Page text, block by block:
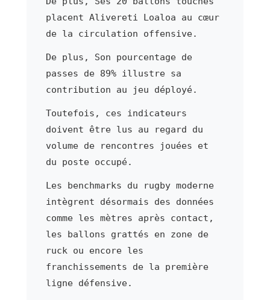
placent Alivereti Loaloa au cœur
de la circulation offensive.
De plus, Son pourcentage de
passes de 89% illustre sa
contribution au jeu déployé.
Toutefois, ces indicateurs
doivent être lus au regard du
volume de rencontres jouées et
du poste occupé.
Les benchmarks du rugby moderne
intègrent désormais des données
comme les mètres après contact,
les ballons grattés en zone de
ruck ou encore les
franchissements de la première
ligne défensive.